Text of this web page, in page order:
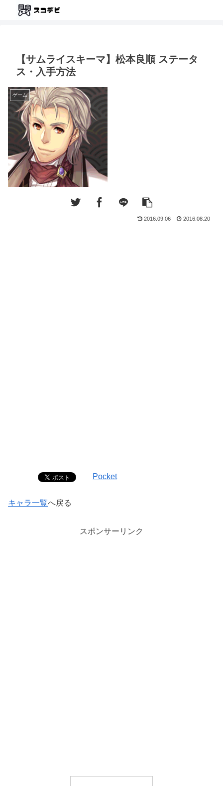
【サムライスキーマ】松本良順 ステータ
ス・入手方法
ゲーム
2016.09.06 2016.08.20
Pocket
キャラ一覧へ戻る
スポンサーリンク